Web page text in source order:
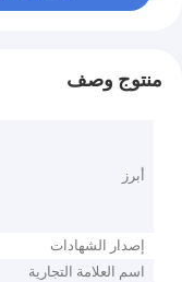
منتوج وصف
أبرز
إصدار الشهادات
اسم العلامة التجارية